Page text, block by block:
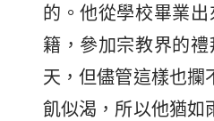
的。他從學校畢業
籍，參加宗教界的
天，但儘管這樣也攔
飢似渴，所以他猶如